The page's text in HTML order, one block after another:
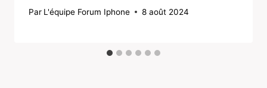
Par L'équipe Forum Iphone 8 août 2024